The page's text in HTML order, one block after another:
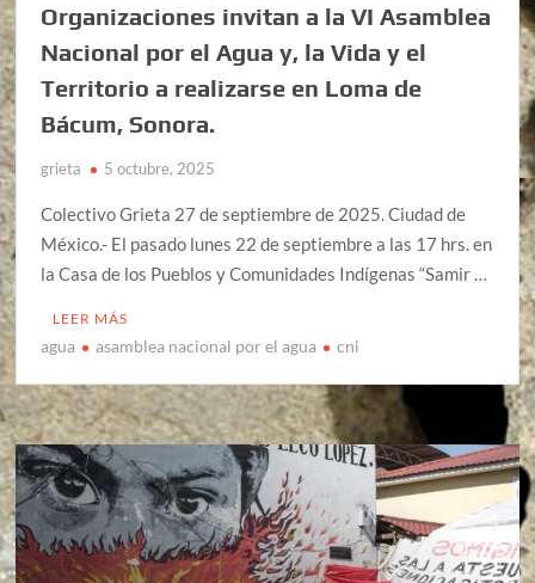
Organizaciones invitan a la VI Asamblea
Nacional por el Agua y, la Vida y el
Territorio a realizarse en Loma de
Bácum, Sonora.
grieta 5 octubre, 2025
Colectivo Grieta 27 de septiembre de 2025. Ciudad de
México.- El pasado lunes 22 de septiembre a las 17 hrs. en
la Casa de los Pueblos y Comunidades Indígenas “Samir …
LEER MÁS
agua asamblea nacional por el agua cni